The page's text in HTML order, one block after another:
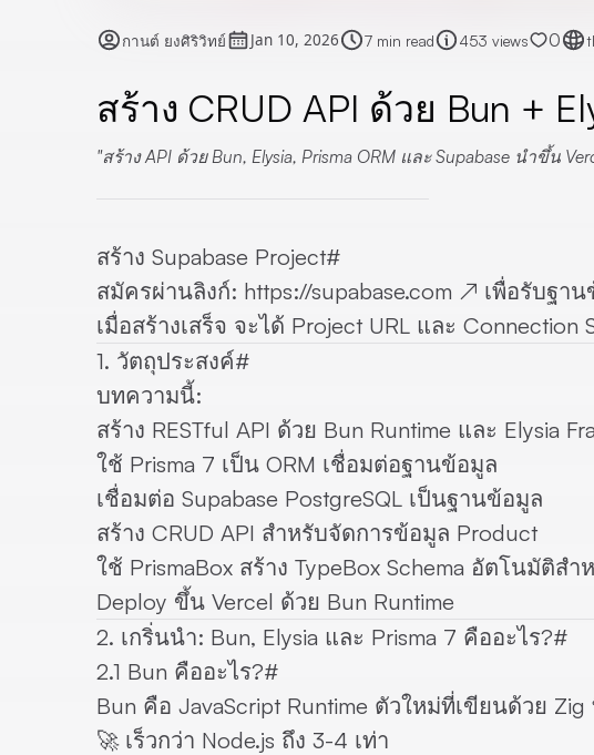
กานต์ ยงศิริวิทย์ Jan 10, 2026 7 min read 453 views 0
สร้าง CRUD API ด้วย Bun +
สร้าง API ด้วย Bun, Elysia, Prisma ORM และ Supabase นำขึ้น
สร้าง Supabase Project#
สมัครผ่านลิงก์: https://supabase.com ↗ เพื่อรับฐาน
เมื่อสร้างเสร็จ จะได้ Project URL และ Connection
1. วัตถุประสงค์#
บทความนี้:
สร้าง RESTful API ด้วย Bun Runtime และ Elysia
ใช้ Prisma 7 เป็น ORM เชื่อมต่อฐานข้อมูล
เชื่อมต่อ Supabase PostgreSQL เป็นฐานข้อมูล
สร้าง CRUD API สำหรับจัดการข้อมูล Product
ใช้ PrismaBox สร้าง TypeBox Schema อัตโนมัติสำ
Deploy ขึ้น Vercel ด้วย Bun Runtime
2. เกริ่นนำ: Bun, Elysia และ Prisma 7 คืออะไร?#
2.1 Bun คืออะไร?#
Bun คือ JavaScript Runtime ตัวใหม่ที่เขียนด้วย Zig
🚀 เร็วกว่า Node.js ถึง 3-4 เท่า